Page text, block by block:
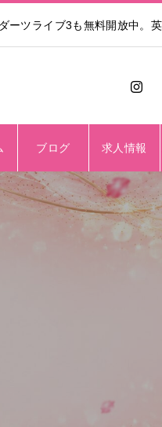
ツライブ3も無料開放中。
ブログ 求人情報